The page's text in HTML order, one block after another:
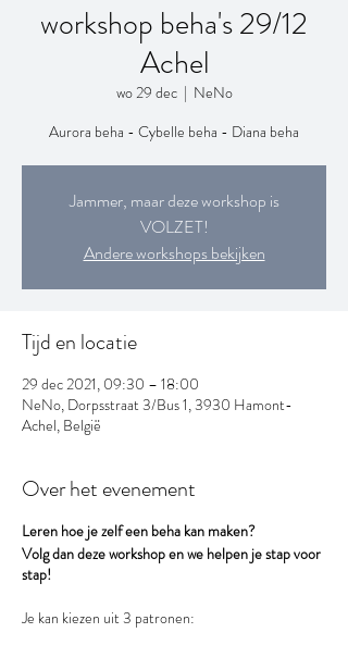
workshop beha's 29/12
Achel
wo 29 dec
  |
NeNo
Aurora beha - Cybelle beha - Diana beha
Jammer, maar deze workshop is
VOLZET!
Andere workshops bekijken
Tijd en locatie
29 dec 2021, 09:30 – 18:00
NeNo, Dorpsstraat 3/Bus 1, 3930 Hamont-
Achel, België
Over het evenement
Leren hoe je zelf een beha kan maken?
Volg dan deze workshop en we helpen je stap voor
stap!
Je kan kiezen uit 3 patronen: